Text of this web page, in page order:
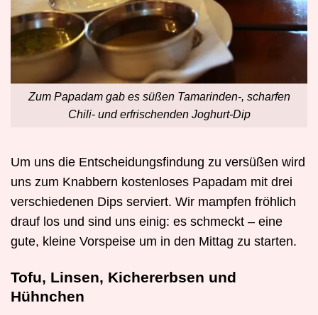
Zum Papadam gab es süßen Tamarinden-, scharfen
Chili- und erfrischenden Joghurt-Dip
Um uns die Entscheidungsfindung zu versüßen wird
uns zum Knabbern kostenloses Papadam mit drei
verschiedenen Dips serviert. Wir mampfen fröhlich
drauf los und sind uns einig: es schmeckt – eine
gute, kleine Vorspeise um in den Mittag zu starten.
Tofu, Linsen, Kichererbsen und
Hühnchen